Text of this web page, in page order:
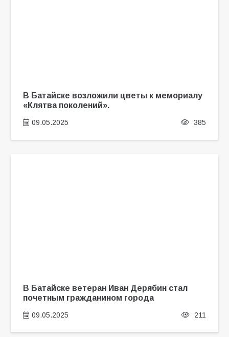
В Батайске возложили цветы к мемориалу
«Клятва поколений».
09.05.2025 385
В Батайске ветеран Иван Дерябин стал
почетным гражданином города
09.05.2025 211